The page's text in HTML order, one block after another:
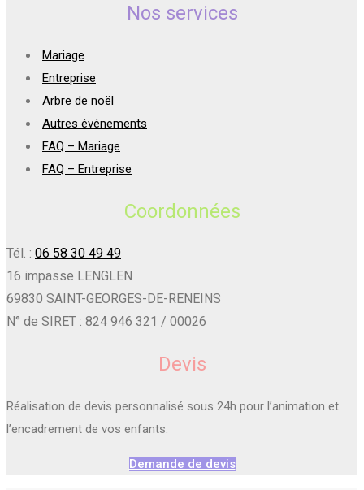
Nos services
Mariage
Entreprise
Arbre de noël
Autres événements
FAQ – Mariage
FAQ – Entreprise
Coordonnées
Tél. : 06 58 30 49 49
16 impasse LENGLEN
69830 SAINT-GEORGES-DE-RENEINS
N° de SIRET : 824 946 321 / 00026
Devis
Réalisation de devis personnalisé sous 24h pour l’animation et
l’encadrement de vos enfants.
Demande de devis